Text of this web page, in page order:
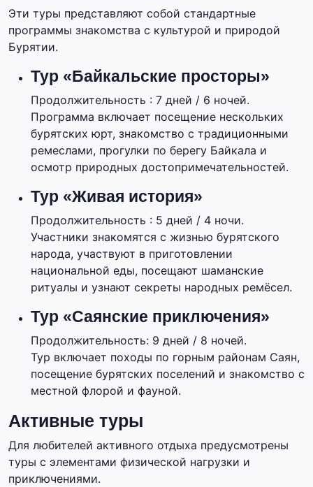
Эти туры представляют собой стандартные
программы знакомства с культурой и природой
Бурятии.
Тур «Байкальские просторы»
Продолжительность : 7 дней / 6 ночей.
Программа включает посещение нескольких
бурятских юрт, знакомство с традиционными
ремеслами, прогулки по берегу Байкала и
осмотр природных достопримечательностей.
Тур «Живая история»
Продолжительность : 5 дней / 4 ночи.
Участники знакомятся с жизнью бурятского
народа, участвуют в приготовлении
национальной еды, посещают шаманские
ритуалы и узнают секреты народных ремёсел.
Тур «Саянские приключения»
Продолжительность: 9 дней / 8 ночей.
Тур включает походы по горным районам Саян,
посещение бурятских поселений и знакомство с
местной флорой и фауной.
Активные туры
Для любителей активного отдыха предусмотрены
туры с элементами физической нагрузки и
приключениями.